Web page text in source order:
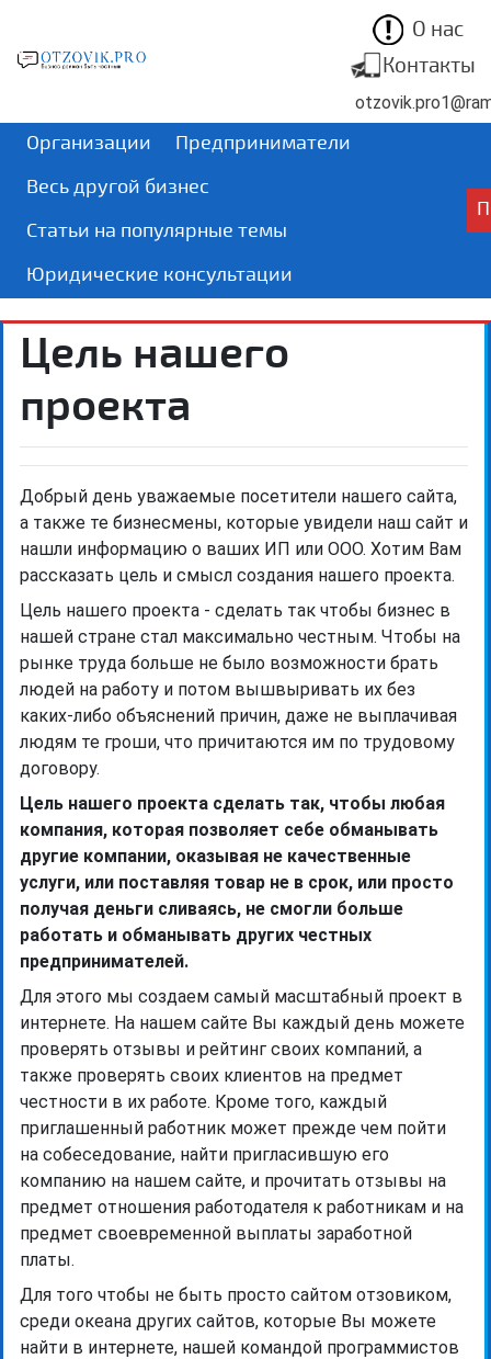
О нас
Контакты
Организации
Предприниматели
Весь другой бизнес
Статьи на популярные темы
Юридические консультации
Цель нашего
проекта
Добрый день уважаемые посетители нашего сайта,
а также те бизнесмены, которые увидели наш сайт и
нашли информацию о ваших ИП или ООО. Хотим Вам
рассказать цель и смысл создания нашего проекта.
Цель нашего проекта - сделать так чтобы бизнес в
нашей стране стал максимально честным. Чтобы на
рынке труда больше не было возможности брать
людей на работу и потом вышвыривать их без
каких-либо объяснений причин, даже не выплачивая
людям те гроши, что причитаются им по трудовому
договору.
Цель нашего проекта сделать так, чтобы любая
компания, которая позволяет себе обманывать
другие компании, оказывая не качественные
услуги, или поставляя товар не в срок, или просто
получая деньги сливаясь, не смогли больше
работать и обманывать других честных
предпринимателей.
Для этого мы создаем самый масштабный проект в
интернете. На нашем сайте Вы каждый день можете
проверять отзывы и рейтинг своих компаний, а
также проверять своих клиентов на предмет
честности в их работе. Кроме того, каждый
приглашенный работник может прежде чем пойти
на собеседование, найти пригласившую его
компанию на нашем сайте, и прочитать отзывы на
предмет отношения работодателя к работникам и на
предмет своевременной выплаты заработной
платы.
Для того чтобы не быть просто сайтом отзовиком,
среди океана других сайтов, которые Вы можете
найти в интернете, нашей командой программистов